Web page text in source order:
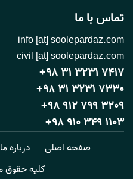
تماس با ما
info [at] soolepardaz.com
civil [at] soolepardaz.com
+98 31 3231 7417
+98 31 3231 7330
+98 912 799 3209
+98 910 349 1103
صفحه اصلی درباره ما
کلیه